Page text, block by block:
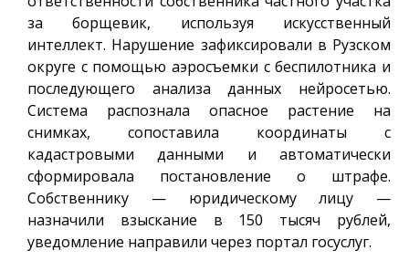
за борщевик, используя искусственный
интеллект. Нарушение зафиксировали в Рузском
округе с помощью аэросъемки с беспилотника и
последующего анализа данных нейросетью.
Система распознала опасное растение на
снимках, сопоставила координаты с
кадастровыми данными и автоматически
сформировала постановление о штрафе.
Собственнику — юридическому лицу —
назначили взыскание в 150 тысяч рублей,
уведомление направили через портал госуслуг.